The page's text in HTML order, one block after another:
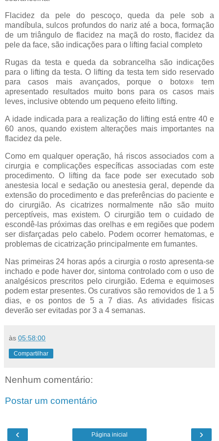
Flacidez da pele do pescoço, queda da pele sob a
mandíbula, sulcos profundos do nariz até a boca, formação
de um triângulo de flacidez na maçã do rosto, flacidez da
pele da face, são indicações para o lifting facial completo
Rugas da testa e queda da sobrancelha são indicações
para o lifting da testa. O lifting da testa tem sido reservado
para casos mais avançados, porque o botox® tem
apresentado resultados muito bons para os casos mais
leves, inclusive obtendo um pequeno efeito lifting.
A idade indicada para a realização do lifting está entre 40 e
60 anos, quando existem alterações mais importantes na
flacidez da pele.
Como em qualquer operação, há riscos associados com a
cirurgia e complicações específicas associadas com este
procedimento. O lifting da face pode ser executado sob
anestesia local e sedação ou anestesia geral, depende da
extensão do procedimento e das preferências do paciente e
do cirurgião. As cicatrizes normalmente não são muito
perceptíveis, mas existem. O cirurgião tem o cuidado de
escondê-las próximas das orelhas e em regiões que podem
ser disfarçadas pelo cabelo. Podem ocorrer hematomas, e
problemas de cicatrização principalmente em fumantes.
Nas primeiras 24 horas após a cirurgia o rosto apresenta-se
inchado e pode haver dor, sintoma controlado com o uso de
analgésicos prescritos pelo cirurgião. Edema e equimoses
podem estar presentes. Os curativos são removidos de 1 a 5
dias, e os pontos de 5 a 7 dias. As atividades físicas
deverão ser evitadas por 3 a 4 semanas.
às 05:58:00
Compartilhar
Nenhum comentário:
Postar um comentário
‹ ›
Página inicial